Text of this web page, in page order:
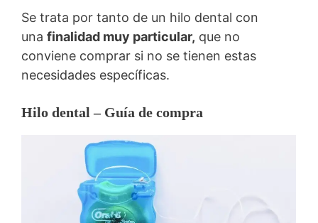
Se trata por tanto de un hilo dental con
una finalidad muy particular, que no
conviene comprar si no se tienen estas
necesidades específicas.
Hilo dental – Guía de compra